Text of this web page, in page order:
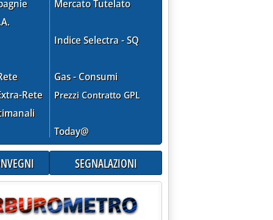
Rete
Mercato Tutelato
Indice Selectra - SQ
Gas - Consumi
Prezzi Contratto GPL
Today@
SEGNALAZIONI